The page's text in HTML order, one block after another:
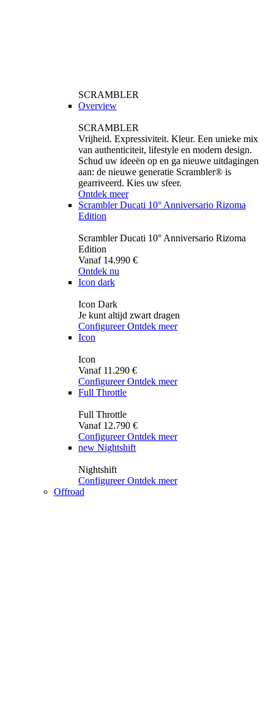
SCRAMBLER
Overview
SCRAMBLER
Vrijheid. Expressiviteit. Kleur. Een unieke mix
van authenticiteit, lifestyle en modern design.
Schud uw ideeën op en ga nieuwe uitdagingen
aan: de nieuwe generatie Scrambler® is
gearriveerd. Kies uw sfeer.
Ontdek meer
Scrambler Ducati 10° Anniversario Rizoma
Edition
Scrambler Ducati 10° Anniversario Rizoma
Edition
Vanaf 14.990 €
Ontdek nu
Icon dark
Icon Dark
Je kunt altijd zwart dragen
Configureer Ontdek meer
Icon
Icon
Vanaf 11.290 €
Configureer Ontdek meer
Full Throttle
Full Throttle
Vanaf 12.790 €
Configureer Ontdek meer
new Nightshift
Nightshift
Configureer Ontdek meer
Offroad